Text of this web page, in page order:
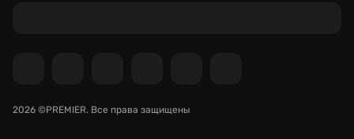
2026 ©PREMIER. Все права защищены